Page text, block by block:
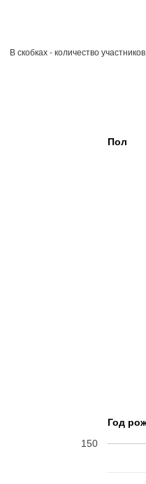
В скобках - количество участников.
Пол
Год
150